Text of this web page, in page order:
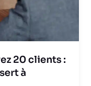
20 clients :
à